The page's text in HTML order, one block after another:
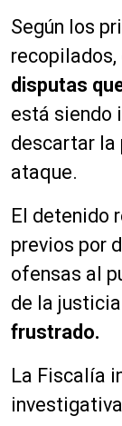
Según los
recopilados,
disputas
está siendo
descartar la
ataque.
El detenido
previos por
ofensas al
de la justicia
frustrado.
La Fiscalía